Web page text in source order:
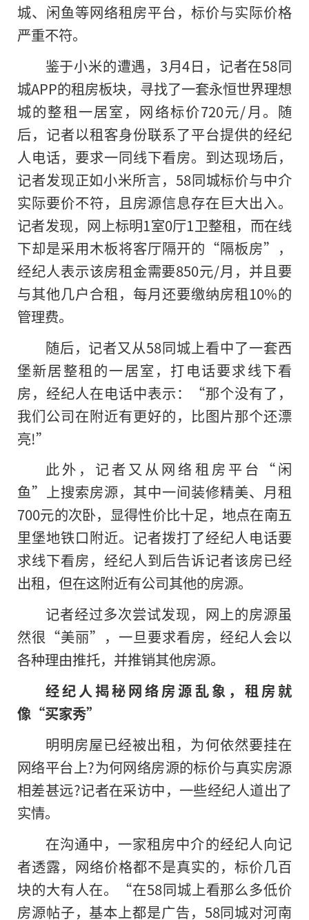
城、闲鱼等网络租房平台，标价与实际价格
严重不符。
鉴于小米的遭遇，3月4日，记者在58同
城APP的租房板块，寻找了一套永恒世界理想
城的整租一居室，网络标价720元/月。随
后，记者以租客身份联系了平台提供的经纪
人电话，要求一同线下看房。到达现场后，
记者发现正如小米所言，58同城标价与中介
实际要价不符，且房源信息存在巨大出入。
记者发现，网上标明1室0厅1卫整租，而在线
下却是采用木板将客厅隔开的“隔板房”，
经纪人表示该房租金需要850元/月，并且要
与其他几户合租，每月还要缴纳房租10%的
管理费。
随后，记者又从58同城上看中了一套西
堡新居整租的一居室，打电话要求线下看
房，经纪人在电话中表示：“那个没有了，
我们公司在附近有更好的，比图片那个还漂
亮!”
此外，记者又从网络租房平台“闲
鱼”上搜索房源，其中一间装修精美、月租
700元的次卧，显得性价比十足，地点在南五
里堡地铁口附近。记者拨打了经纪人电话要
求线下看房，经纪人到后告诉记者该房已经
出租，但在这附近有公司其他的房源。
记者经过多次尝试发现，网上的房源虽
然很“美丽”，一旦要求看房，经纪人会以
各种理由推托，并推销其他房源。
经纪人揭秘网络房源乱象，租房就
像“买家秀”
明明房屋已经被出租，为何依然要挂在
网络平台上?为何网络房源的标价与真实房源
相差甚远?记者在采访中，一些经纪人道出了
实情。
在沟通中，一家租房中介的经纪人向记
者透露，网络价格都不是真实的，标价几百
块的大有人在。“在58同城上看那么多低价
房源帖子，基本上都是广告，58同城对河南